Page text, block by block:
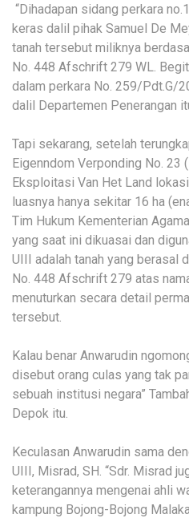
“Dihadapan sidang perkara
keras dalil pihak Samuel De
tanah tersebut miliknya
No. 448 Afschrift 279 WL.
dalam perkara No. 259/Pdt.G/
dalil Departemen Penerangan
Tapi sekarang, setelah
Eigenndom Verponding No. 23
Eksploitasi Van Het Land
luasnya hanya sekitar 16 ha
Tim Hukum Kementerian
yang saat ini dikuasai dan
UIII adalah tanah yang berasal
No. 448 Afschrift 279 atas
menuturkan secara detail
tersebut.
Kalau benar Anwarudin
disebut orang culas yang tak
sebuah institusi negara”
Depok itu.
Keculasan Anwarudin sama
UIII, Misrad, SH. “Sdr. Misrad
keterangannya mengenai ahli
kampung Bojong-Bojong